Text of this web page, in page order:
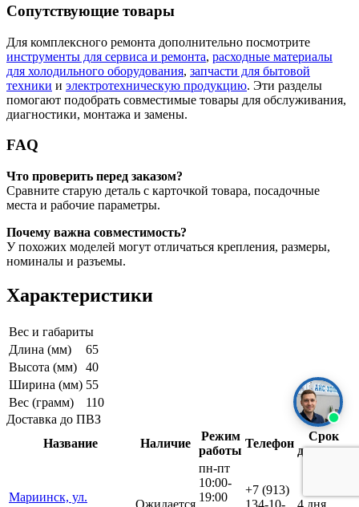
Сопутствующие товары
Для комплексного ремонта дополнительно посмотрите
инструменты для сервиса и ремонта, расходные материалы
для холодильного оборудования, запчасти для бытовой
техники и электротехническую продукцию. Эти разделы
помогают подобрать совместимые товары для обслуживания,
диагностики, монтажа и замены.
FAQ
Что проверить перед заказом?
Сравните старую деталь с карточкой товара, посадочные
места и рабочие параметры.
Почему важна совместимость?
У похожих моделей могут отличаться крепления, размеры,
номиналы и разъемы.
Характеристики
Вес и габариты
Длина (мм)
65
Высота (мм)
40
Ширина (мм) 55
Вес (грамм)
110
Доставка до ПВЗ
Название
Наличие
Режим
работы
Телефон
Срок
доставки
Мариинск, ул.
Ожидается
пн-пт
10:00-
19:00
+7 (913)
134-10-
4 дня